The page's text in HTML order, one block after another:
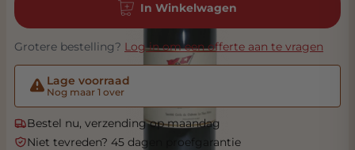
In Winkelwagen
Grotere bestelling? Log in om een offerte aan te vragen
Lage voorraad
Nog maar 1 over
Bestel nu, verzending op maandag
Niet tevreden? 45 dagen proefgarantie